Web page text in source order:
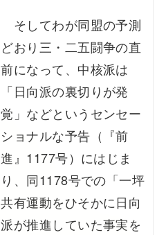
そしてわが同盟の予測
どおり三・二五闘争の直
前になって、中核派は
「日向派の裏切りが発
覚」などというセンセー
ショナルな予告（『前
進』1177号）にはじま
り、同1178号での「一坪
共有運動をひそかに日向
派が推進していた事実を